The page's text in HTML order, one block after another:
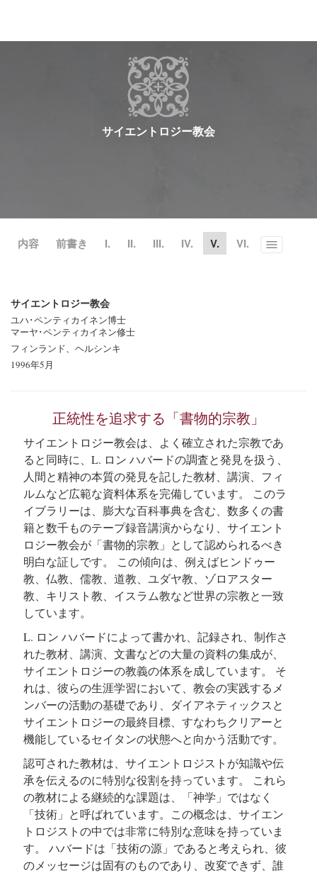
メ
サイエントロジー教会
内容 前書き I. II. III. IV. V. VI. Toggle
サイエントロジー教会
ユハ･ペンティカイネン博士
マーヤ･ペンティカイネン修士
フィンランド、ヘルシンキ
1996年5月
正統性を追求する「書物的宗教」
サイエントロジー教会は、よく確立された宗教であ
ると同時に、L. ロン ハバードの調査と発見を扱う、
人間と精神の本質の発見を記した教材、講演、フィ
ルムなど広範な資料体系を完備しています。 このラ
イブラリーは、膨大な百科事典を含む、数多くの書
籍と数千ものテープ録音講演からなり、サイエント
ロジー教会が「書物的宗教」として認められるべき
明白な証しです。 この傾向は、例えばヒンドゥー
教、仏教、儒教、道教、ユダヤ教、ゾロアスター
教、キリスト教、イスラム教など世界の宗教と一致
しています。
L. ロン ハバードによって書かれ、記録され、制作さ
れた教材、講演、文書などの大量の資料の集成が、
サイエントロジーの教義の体系を成しています。 そ
れは、彼らの生涯学習において、教会の実践するメ
ンバーの活動の基礎であり、ダイアネティックスと
サイエントロジーの最終目標、すなわちクリアーと
機能しているセイタンの状態へと向かう活動です。
認可された教材は、サイエントロジストが知識や伝
承を伝えるのに特別な役割を持っています。 これら
の教材による継続的な課題は、「神学」ではなく
「技術」と呼ばれています。この概念は、サイエン
トロジストの中では非常に特別な意味を持っていま
す。 ハバードは「技術の源」であると考えられ、彼
のメッセージは固有のものであり、改変できず、誰